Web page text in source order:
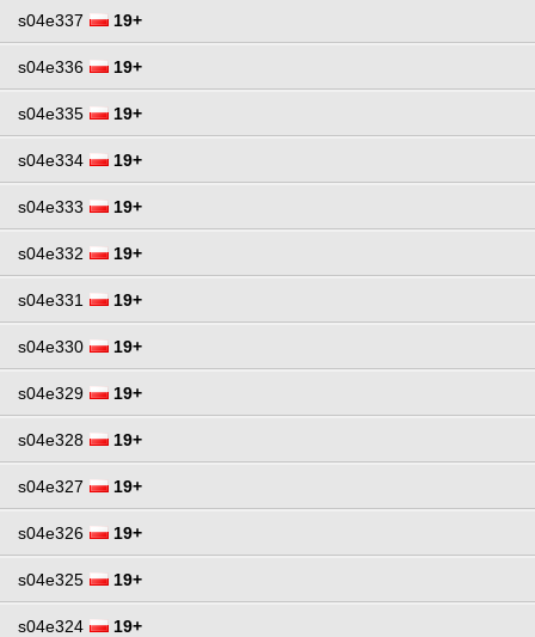
s04e337 19+
s04e336 19+
s04e335 19+
s04e334 19+
s04e333 19+
s04e332 19+
s04e331 19+
s04e330 19+
s04e329 19+
s04e328 19+
s04e327 19+
s04e326 19+
s04e325 19+
s04e324 19+